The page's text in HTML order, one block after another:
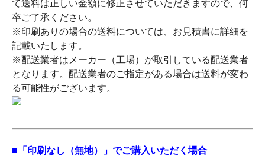
て送料は正しい金額に修正させていただきますので、何
卒ご了承ください。
※印刷ありの場合の送料については、お見積書に詳細を
記載いたします。
※配送業者はメーカー（工場）が取引している配送業者
となります。配送業者のご指定がある場合は送料が変わ
る可能性がございます。
■「印刷なし（無地）」でご購入いただく場合